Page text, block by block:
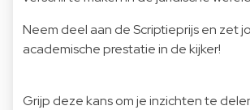
Neem deel aan de Scriptieprijs en zet
academische prestatie in de kijker!
Grijp deze kans om je inzichten te